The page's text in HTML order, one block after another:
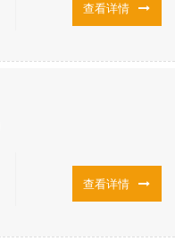
查看详情
查看详情